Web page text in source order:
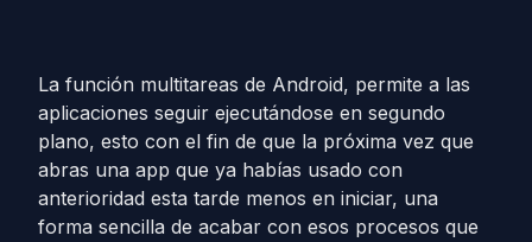
La función multitareas de Android, permite a las
aplicaciones seguir ejecutándose en segundo
plano, esto con el fin de que la próxima vez que
abras una app que ya habías usado con
anterioridad esta tarde menos en iniciar, una
forma sencilla de acabar con esos procesos que